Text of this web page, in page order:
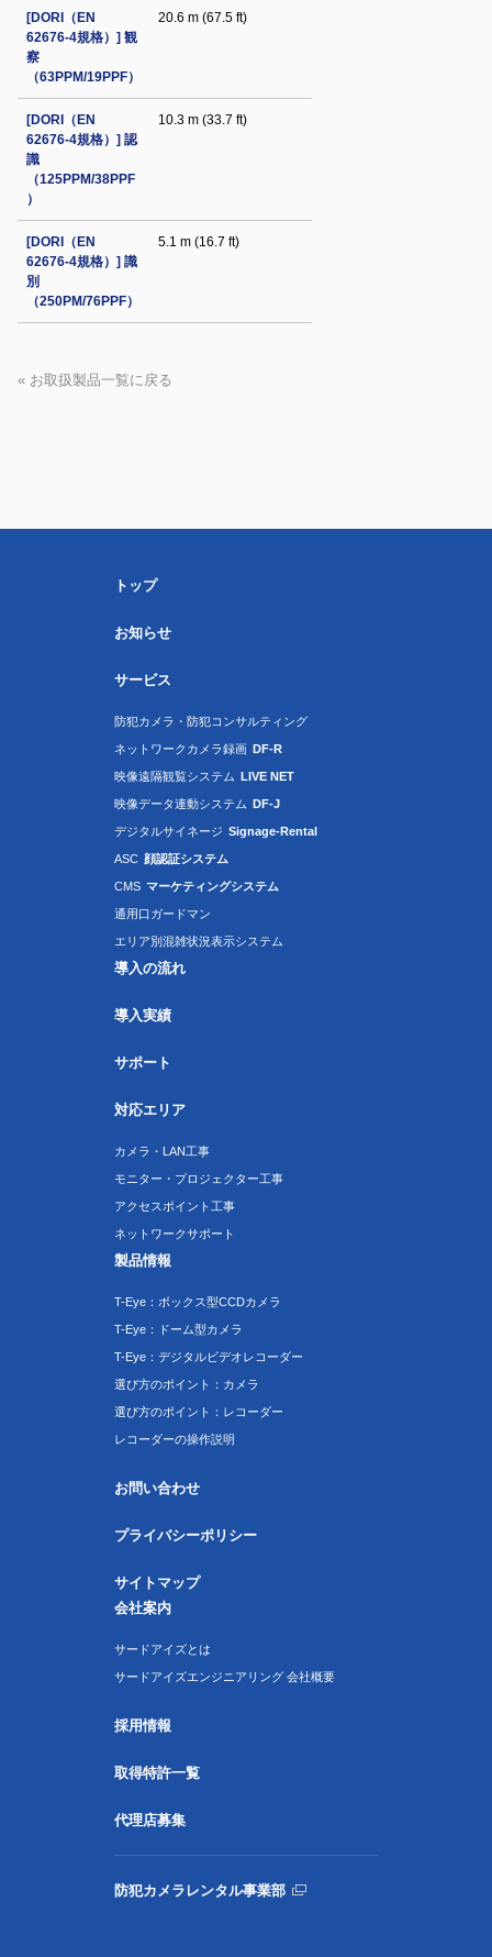
[DORI（EN
62676-4規格）] 観
察
（63PPM/19PPF）
20.6 m (67.5 ft)
[DORI（EN
62676-4規格）] 認
識
（125PPM/38PPF
）
10.3 m (33.7 ft)
[DORI（EN
62676-4規格）] 識
別
（250PM/76PPF）
5.1 m (16.7 ft)
« お取扱製品一覧に戻る
トップ
お知らせ
サービス
防犯カメラ・防犯コンサルティング
ネットワークカメラ録画 DF-R
映像遠隔観覧システム LIVE NET
映像データ連動システム DF-J
デジタルサイネージ Signage-Rental
ASC 顔認証システム
CMS マーケティングシステム
通用口ガードマン
エリア別混雑状況表示システム
導入の流れ
導入実績
サポート
対応エリア
カメラ・LAN工事
モニター・プロジェクター工事
アクセスポイント工事
ネットワークサポート
製品情報
T-Eye：ボックス型CCDカメラ
T-Eye：ドーム型カメラ
T-Eye：デジタルビデオレコーダー
選び方のポイント：カメラ
選び方のポイント：レコーダー
レコーダーの操作説明
お問い合わせ
プライバシーポリシー
サイトマップ
会社案内
サードアイズとは
サードアイズエンジニアリング 会社概要
採用情報
取得特許一覧
代理店募集
防犯カメラレンタル事業部